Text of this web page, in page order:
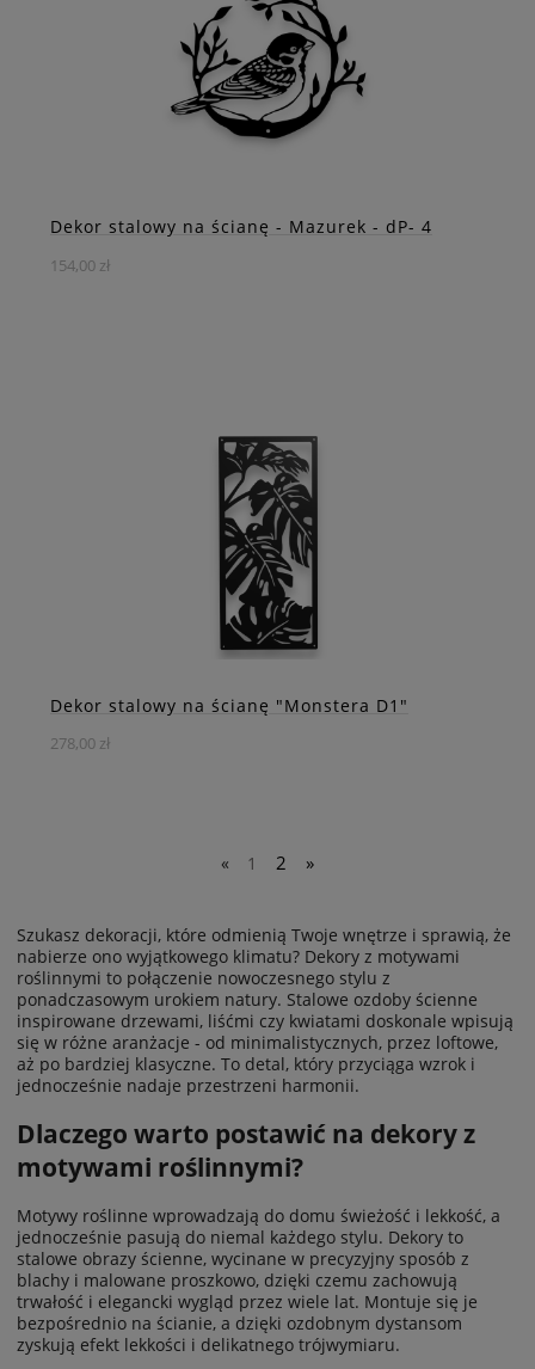
DO KOSZYKA
ZOBACZ WIĘCEJ
Dekor stalowy na ścianę - Mazurek - dP- 4
154,00 zł
przyniesie do Twojego wnętrza świeży powiew natury i
DO KOSZYKA
ZOBACZ WIĘCEJ
Dekor stalowy na ścianę "Monstera D1"
278,00 zł
dzięki dystansom tworzy elegancki efekt głębi i
nowoczesnego trójwymiaru na ścianie.
DO KOSZYKA
« 1 2 »
Szukasz dekoracji, które odmienią Twoje wnętrze i sprawią, że
nabierze ono wyjątkowego klimatu? Dekory z motywami
roślinnymi to połączenie nowoczesnego stylu z
ponadczasowym urokiem natury. Stalowe ozdoby ścienne
inspirowane drzewami, liśćmi czy kwiatami doskonale wpisują
się w różne aranżacje - od minimalistycznych, przez loftowe,
aż po bardziej klasyczne. To detal, który przyciąga wzrok i
jednocześnie nadaje przestrzeni harmonii.
Dlaczego warto postawić na dekory z
motywami roślinnymi?
Motywy roślinne wprowadzają do domu świeżość i lekkość, a
jednocześnie pasują do niemal każdego stylu. Dekory to
stalowe obrazy ścienne, wycinane w precyzyjny sposób z
blachy i malowane proszkowo, dzięki czemu zachowują
trwałość i elegancki wygląd przez wiele lat. Montuje się je
bezpośrednio na ścianie, a dzięki ozdobnym dystansom
zyskują efekt lekkości i delikatnego trójwymiaru.